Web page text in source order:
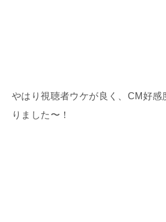
やはり視聴者ウケが良く、CM好感
りました〜！